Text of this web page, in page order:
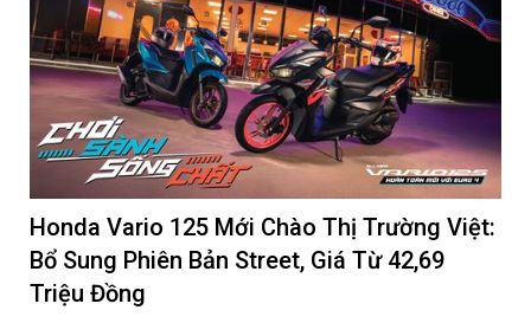
Honda Vario 125 Mới Chào Thị Trường Việt:
Bổ Sung Phiên Bản Street, Giá Từ 42,69
Triệu Đồng